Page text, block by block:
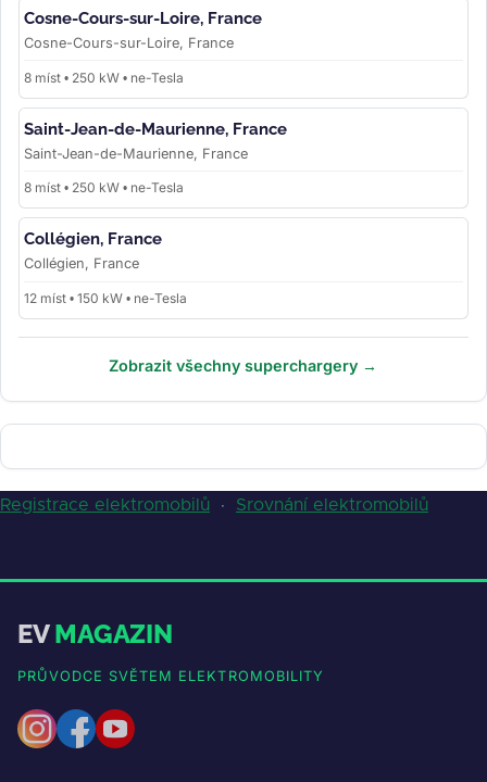
Cosne-Cours-sur-Loire, France
Cosne-Cours-sur-Loire, France
8 míst • 250 kW • ne-Tesla
Saint-Jean-de-Maurienne, France
Saint-Jean-de-Maurienne, France
8 míst • 250 kW • ne-Tesla
Collégien, France
Collégien, France
12 míst • 150 kW • ne-Tesla
Zobrazit všechny superchargery →
Registrace elektromobilů · Srovnání elektromobilů
EVMAGAZIN
PRŮVODCE SVĚTEM ELEKTROMOBILITY